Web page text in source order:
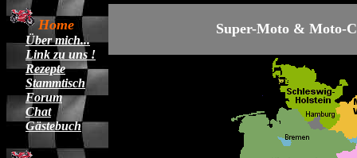
Home
Über mich...
Link zu uns !
Rezepte
Stammtisch
Forum
Chat
Gästebuch
Super-Moto & Moto-